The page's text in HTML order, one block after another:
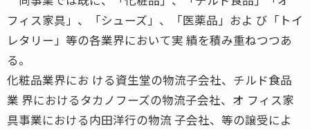
フィス家具」、「シューズ」、「医薬品」およ び「トイ
レタリー」等の各業界において実 績を積み重ねつつあ
る。
化粧品業界にお ける資生堂の物流子会社、チルド食品
業 界におけるタカノフーズの物流子会社、オ フィス家
具事業における内田洋行の物流 子会社、等の譲受によ